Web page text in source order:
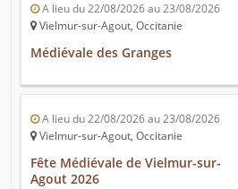
A lieu du 22/08/2026 au 23/08/2026
Vielmur-sur-Agout, Occitanie
Médiévale des Granges
A lieu du 22/08/2026 au 23/08/2026
Vielmur-sur-Agout, Occitanie
Fête Médiévale de Vielmur-sur-
Agout 2026